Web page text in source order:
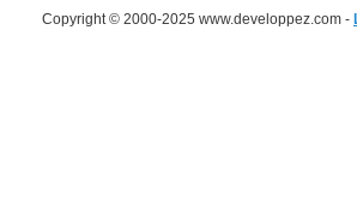
Copyright © 2000-2025 www.developpez.com -